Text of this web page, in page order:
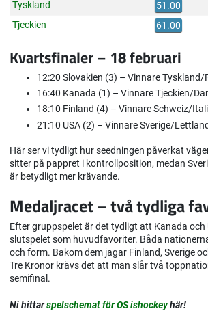
Tyskland
51.00
Tjeckien
61.00
Kvartsfinaler – 18 februari
12:20 Slovakien (3) – Vinnare Tyskland/
16:40 Kanada (1) – Vinnare Tjeckien/
18:10 Finland (4) – Vinnare Schweiz/
21:10 USA (2) – Vinnare Sverige/
Här ser vi tydligt hur seedningen påverkat
sitter på pappret i kontrollposition, medan
är betydligt mer krävande.
Medaljracet – två tydliga
Efter gruppspelet är det tydligt att Kanada och
slutspelet som huvudfavoriter. Båda
och form. Bakom dem jagar Finland, Sverige
Tre Kronor krävs det att man slår två
semifinal.
Ni hittarspelschemat för OS ishockeyhär!